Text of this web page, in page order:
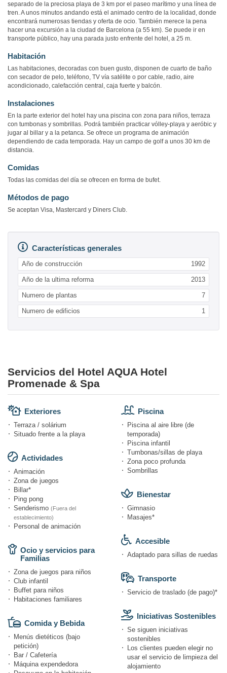
separado de la preciosa playa de 3 km por el paseo marítimo y una línea de
tren. A unos minutos andando está el animado centro de la localidad, donde
encontrará numerosas tiendas y oferta de ocio. También merece la pena
hacer una excursión a la ciudad de Barcelona (a 55 km). Se puede ir en
transporte público, hay una parada justo enfrente del hotel, a 25 m.
Habitación
Las habitaciones, decoradas con buen gusto, disponen de cuarto de baño
con secador de pelo, teléfono, TV vía satélite o por cable, radio, aire
acondicionado, calefacción central, caja fuerte y balcón.
Instalaciones
En la parte exterior del hotel hay una piscina con zona para niños, terraza
con tumbonas y sombrillas. Podrá también practicar vólley-playa y aeróbic y
jugar al billar y a la petanca. Se ofrece un programa de animación
dependiendo de cada temporada. Hay un campo de golf a unos 30 km de
distancia.
Comidas
Todas las comidas del día se ofrecen en forma de bufet.
Métodos de pago
Se aceptan Visa, Mastercard y Diners Club.
Características generales
Año de construcción 1992
Año de la ultima reforma 2013
Numero de plantas 7
Numero de edificios 1
Servicios del Hotel AQUA Hotel
Promenade & Spa
Exteriores
Terraza / solárium
Situado frente a la playa
Actividades
Animación
Zona de juegos
Billar*
Ping pong
Senderismo (Fuera del
establecimiento)
Personal de animación
Ocio y servicios para
Familias
Zona de juegos para niños
Club infantil
Buffet para niños
Habitaciones familiares
Comida y Bebida
Menús dietéticos (bajo
petición)
Bar / Cafetería
Máquina expendedora
Piscina
Piscina al aire libre (de
temporada)
Piscina infantil
Tumbonas/sillas de playa
Zona poco profunda
Sombrillas
Bienestar
Gimnasio
Masajes*
Accesible
Adaptado para sillas de ruedas
Transporte
Servicio de traslado (de pago)*
Iniciativas Sostenibles
Se siguen iniciativas
sostenibles
Los clientes pueden elegir no
usar el servicio de limpieza del
alojamiento